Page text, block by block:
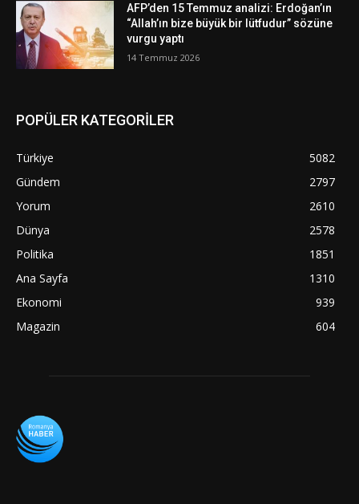
AFP’den 15 Temmuz analizi: Erdoğan’ın
“Allah’ın bize büyük bir lütfudur” sözüne
vurgu yaptı
14 Temmuz 2026
POPÜLER KATEGORİLER
Türkiye
5082
Gündem
2797
Yorum
2610
Dünya
2578
Politika
1851
Ana Sayfa
1310
Ekonomi
939
Magazin
604